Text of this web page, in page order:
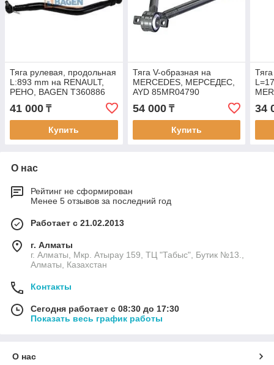
Тяга рулевая, продольная
L:893 mm на RENAULT,
РЕНО, BAGEN T360886
41 000 ₸
Купить
Тяга V-образная на
MERCEDES, МЕРСЕДЕС,
AYD 85MR04790
54 000₸
Купить
34
О нас
Рейтинг не сформирован
Менее 5 отзывов за последний год
Работает с 21.02.2013
г. Алматы
г. Алматы, Мкр. Атырау 159, ТЦ "Табыс", Бутик №13.,
Алматы, Казахстан
Контакты
Сегодня работает с 08:30 до 17:30
Показать весь график работы
О нас